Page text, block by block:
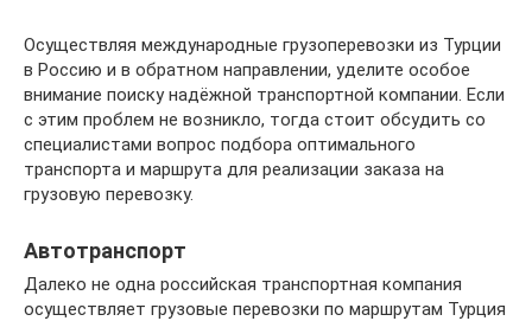
Осуществляя международные грузоперевозки из Турции
в Россию и в обратном направлении, уделите особое
внимание поиску надёжной транспортной компании. Если
с этим проблем не возникло, тогда стоит обсудить со
специалистами вопрос подбора оптимального
транспорта и маршрута для реализации заказа на
грузовую перевозку.
Автотранспорт
Далеко не одна российская транспортная компания
осуществляет грузовые перевозки по маршрутам Турция